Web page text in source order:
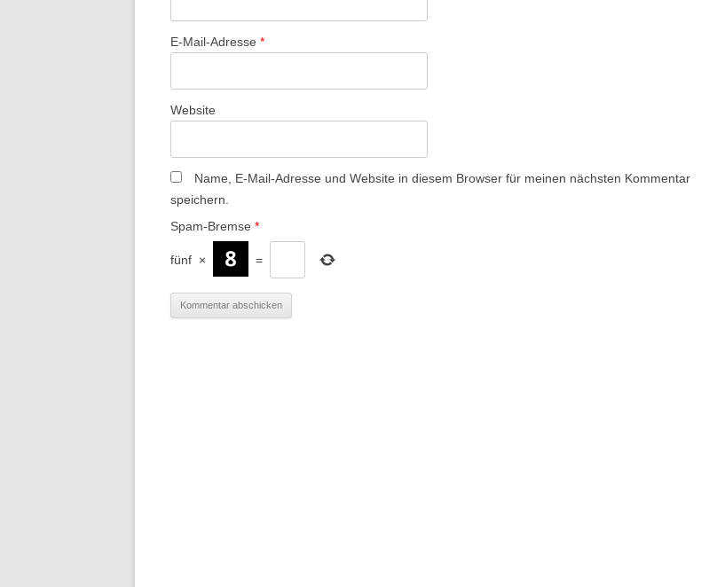
E-Mail-Adresse *
Website
Name, E-Mail-Adresse und Website in diesem Browser für meinen nächsten Kommentar
speichern.
Spam-Bremse *
fünf × =